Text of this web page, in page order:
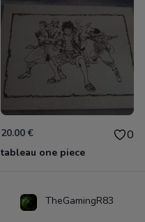
20.00 € 0
tableau one piece
TheGamingR83